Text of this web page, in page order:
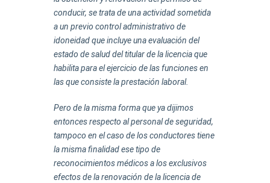
conducir, se trata de una actividad sometida
a un previo control administrativo de
idoneidad que incluye una evaluación del
estado de salud del titular de la licencia que
habilita para el ejercicio de las funciones en
las que consiste la prestación laboral.
Pero de la misma forma que ya dijimos
entonces respecto al personal de seguridad,
tampoco en el caso de los conductores tiene
la misma finalidad ese tipo de
reconocimientos médicos a los exclusivos
efectos de la renovación de la licencia de